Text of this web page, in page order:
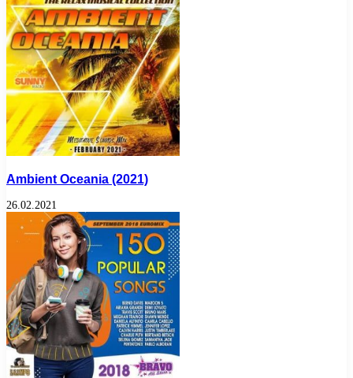
Ambient Oceania (2021)
26.02.2021